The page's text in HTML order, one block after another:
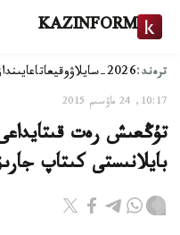
KAZINFORM
ترەند:2026-سايلاۋ وقيعا
10:17, 24 ماۋسىم 2015
تۇڭعىش رەت
بايلانىستى كىتاپ